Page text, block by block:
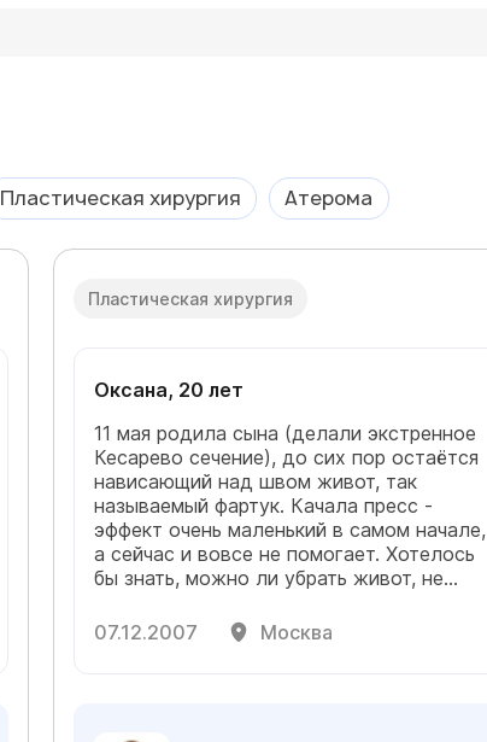
Пластическая хирургия Атерома
Пластическая хирургия
Оксана, 20 лет
11 мая родила сына (делали экстренное
Кесарево сечение), до сих пор остаётся
нависающий над швом живот, так
называемый фартук. Качала пресс -
эффект очень маленький в самом начале,
а сейчас и вовсе не помогает. Хотелось
бы знать, можно ли убрать живот, не
насколько опасна такая операция и
07.12.2007 Москва